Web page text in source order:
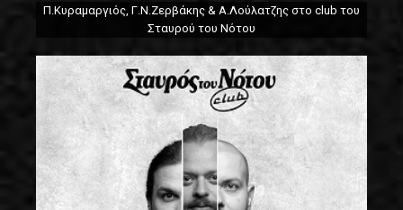
Π.Κυραμαργιός, Γ.Ν.Ζερβάκης & Α.Λούλατζης στο club του
Σταυρού του Νότου